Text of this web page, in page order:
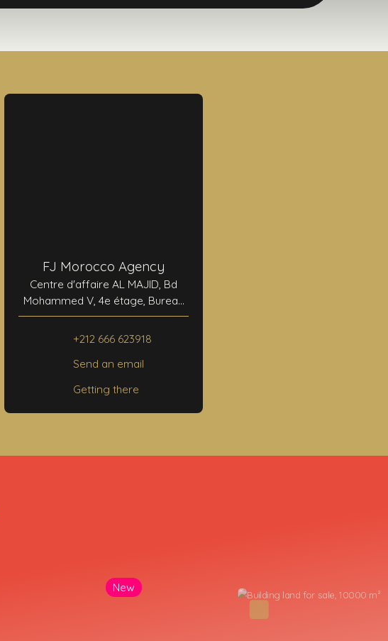
FJ Morocco Agency
Centre d'affaire AL MAJID, Bd
Mohammed V, 4e étage, Bureau
N°24
40000 Marrakech
+212 666 623918
Send an email
Getting there
New